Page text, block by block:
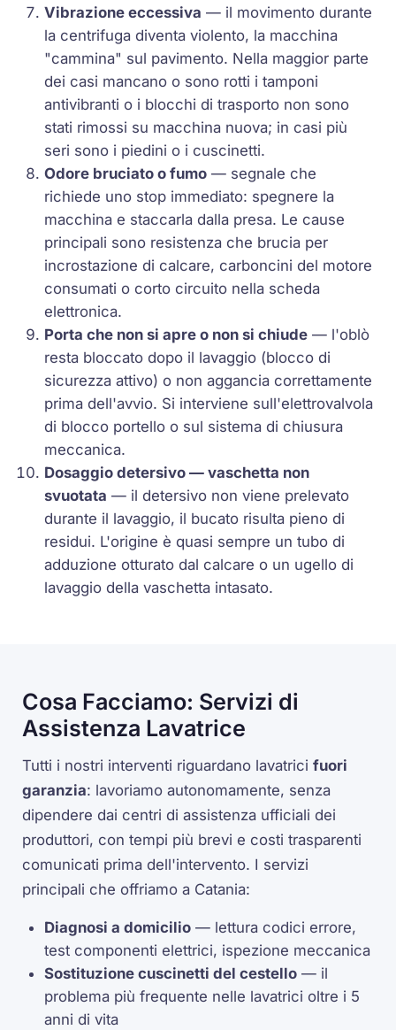
Vibrazione eccessiva — il movimento durante
la centrifuga diventa violento, la macchina
"cammina" sul pavimento. Nella maggior parte
dei casi mancano o sono rotti i tamponi
antivibranti o i blocchi di trasporto non sono
stati rimossi su macchina nuova; in casi più
seri sono i piedini o i cuscinetti.
Odore bruciato o fumo — segnale che
richiede uno stop immediato: spegnere la
macchina e staccarla dalla presa. Le cause
principali sono resistenza che brucia per
incrostazione di calcare, carboncini del motore
consumati o corto circuito nella scheda
elettronica.
Porta che non si apre o non si chiude — l'oblò
resta bloccato dopo il lavaggio (blocco di
sicurezza attivo) o non aggancia correttamente
prima dell'avvio. Si interviene sull'elettrovalvola
di blocco portello o sul sistema di chiusura
meccanica.
Dosaggio detersivo — vaschetta non
svuotata — il detersivo non viene prelevato
durante il lavaggio, il bucato risulta pieno di
residui. L'origine è quasi sempre un tubo di
adduzione otturato dal calcare o un ugello di
lavaggio della vaschetta intasato.
Cosa Facciamo: Servizi di
Assistenza Lavatrice
Tutti i nostri interventi riguardano lavatricifuori
garanzia: lavoriamo autonomamente, senza
dipendere dai centri di assistenza ufficiali dei
produttori, con tempi più brevi e costi trasparenti
comunicati prima dell'intervento. I servizi
principali che offriamo a Catania:
Diagnosi a domicilio — lettura codici errore,
test componenti elettrici, ispezione meccanica
Sostituzione cuscinetti del cestello — il
problema più frequente nelle lavatrici oltre i 5
anni di vita